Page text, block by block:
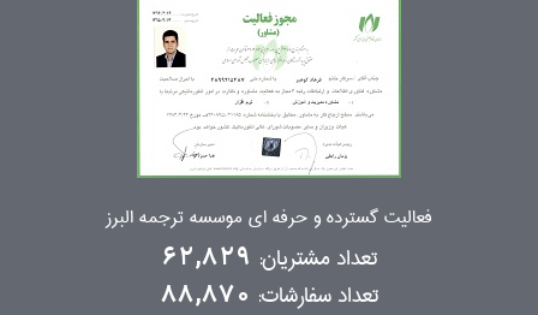
فعالیت گسترده و حرفه ای موسسه ترجمه البرز
تعداد مشتریان: 62,829
تعداد سفارشات: 88,870